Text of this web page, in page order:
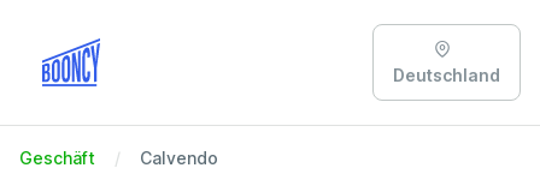
Deutschland
Geschäft Calvendo